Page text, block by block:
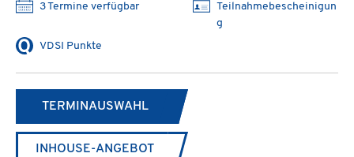
3 Termine verfügbar
Teilnahmebescheinigun
g
VDSI Punkte
TERMINAUSWAHL
INHOUSE-ANGEBOT